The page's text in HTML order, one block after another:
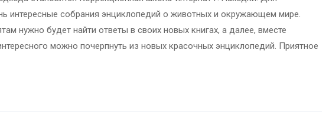
интересные собрания энциклопедий о животных и окружающем мире.
нужно будет найти ответы в своих новых книгах, а далее, вместе
можно почерпнуть из новых красочных энциклопедий. Приятное